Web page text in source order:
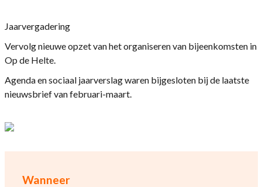
Wanneer
Jaarvergadering
Vervolg nieuwe opzet van het organiseren van bijeenkomsten in
Op de Helte.
Agenda en sociaal jaarverslag waren bijgesloten bij de laatste
nieuwsbrief van februari-maart.